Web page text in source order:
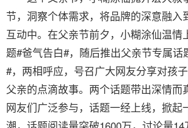
节，洞察个体需求，将品牌的深意融入
互动中。在父亲节前夕，小糊涂仙温情
题#爸气告白#，随后推出父亲节专属话
#，两相呼应，号召广大网友分享对孩
父亲的点滴故事。两个话题带出深情而
网友们广泛参与，话题一经上线，掀起